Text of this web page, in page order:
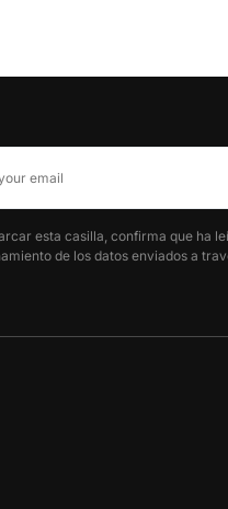
esta casilla, confirma que ha
de los datos enviados a